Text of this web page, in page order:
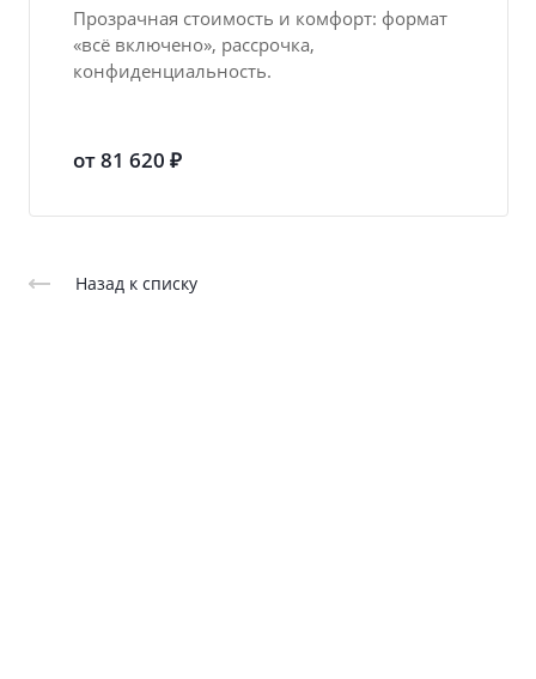
Прозрачная стоимость и комфорт: формат
«всё включено», рассрочка,
конфиденциальность.
от 81 620 ₽
Назад к списку